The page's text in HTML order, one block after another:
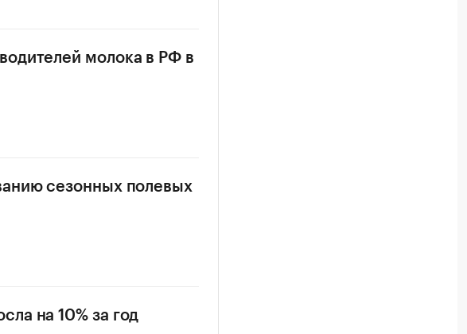
молока в РФ в
сезонных полевых
на 10% за год